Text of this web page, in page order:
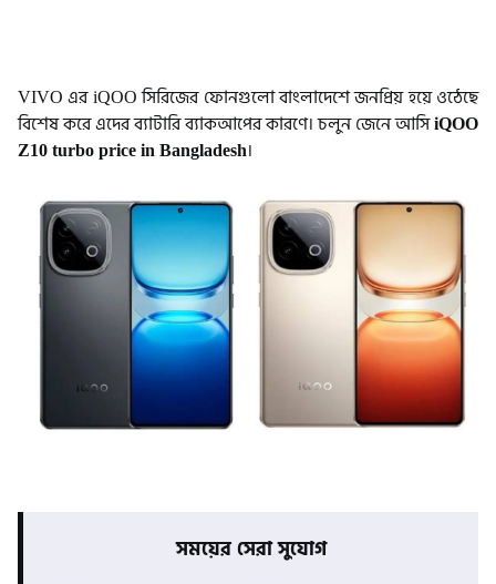
VIVO এর iQOO সিরিজের ফোনগুলো বাংলাদেশে জনপ্রিয় হয়ে ওঠেছে
বিশেষ করে এদের ব্যাটারি ব্যাকআপের কারণে। চলুন জেনে আসিiQOO
Z10 turbo price in Bangladesh।
সময়ের সেরা সুযোগ